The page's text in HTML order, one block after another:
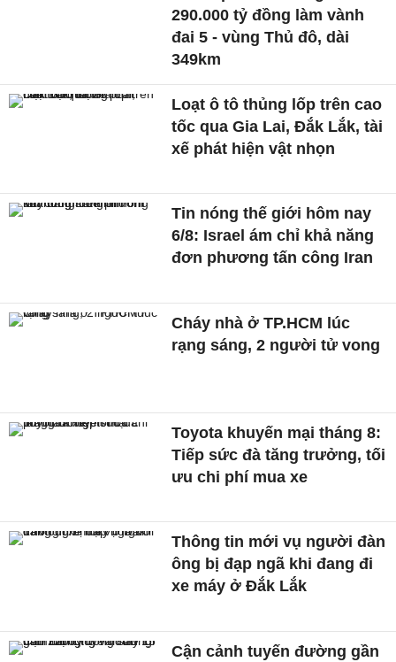
290.000 tỷ đồng làm vành
đai 5 - vùng Thủ đô, dài
349km
Loạt ô tô thủng lốp trên cao
tốc qua Gia Lai, Đắk Lắk, tài
xế phát hiện vật nhọn
Tin nóng thế giới hôm nay
6/8: Israel ám chỉ khả năng
đơn phương tấn công Iran
Cháy nhà ở TP.HCM lúc
rạng sáng, 2 người tử vong
Toyota khuyến mại tháng 8:
Tiếp sức đà tăng trưởng, tối
ưu chi phí mua xe
Thông tin mới vụ người đàn
ông bị đạp ngã khi đang đi
xe máy ở Đắk Lắk
Cận cảnh tuyến đường gần